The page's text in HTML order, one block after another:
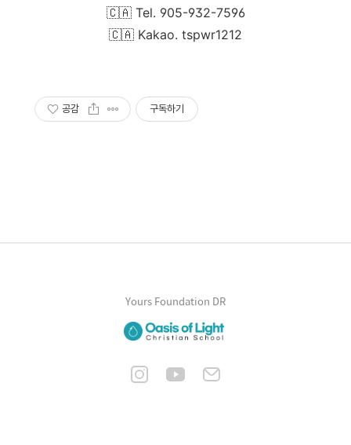
🇨🇦 Tel. 905-932-7596
🇨🇦 Kakao. tspwr1212
공감 구독하기
Yours Foundation DR